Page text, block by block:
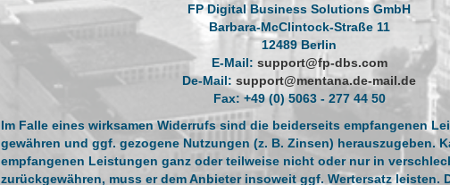
FP Digital Business Solutions GmbH
Barbara-McClintock-Straße 11
12489 Berlin
E-Mail: support@fp-dbs.com
De-Mail: support@mentana.de-mail.de
Fax: +49 (0) 5063 - 277 44 50
Im Falle eines wirksamen Widerrufs sind die beiderseits empfangenen
gewähren und ggf. gezogene Nutzungen (z. B. Zinsen) herauszugeben.
empfangenen Leistungen ganz oder teilweise nicht oder nur in
zurückgewähren, muss er dem Anbieter insoweit ggf. Wertersatz leisten.